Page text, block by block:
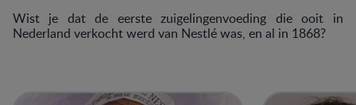
Wist je dat de eerste zuigelingenvoeding die ooit in
Nederland verkocht werd van Nestlé was, en al in 1868?